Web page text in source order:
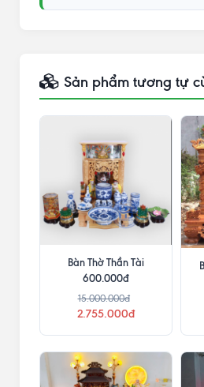
Sản phẩm tương tự
Bàn Thờ Thần Tài
600.000đ
15.000.000đ
2.755.000đ